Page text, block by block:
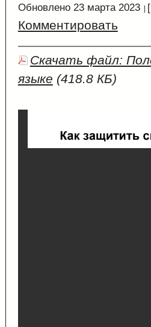
Обновлено 23 марта 2023
Комментировать
Скачать файл:
языке (418.8 КБ)